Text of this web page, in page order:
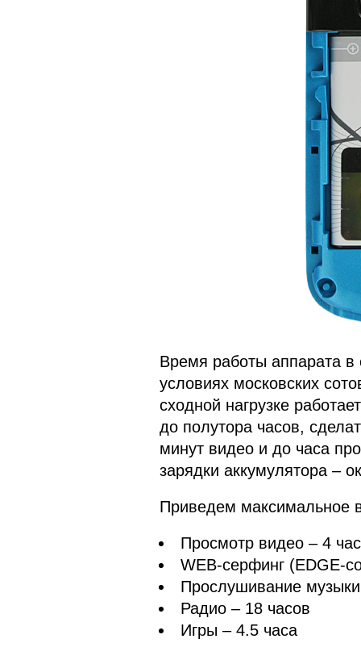
Время работы аппарата в
условиях московских
сходной нагрузке
до полутора часов,
минут видео и до часа
зарядки аккумулятора –
Приведем максимальное
Просмотр видео – 4
WEB-серфинг (EDGE-
Прослушивание
Радио – 18 часов
Игры – 4.5 часа